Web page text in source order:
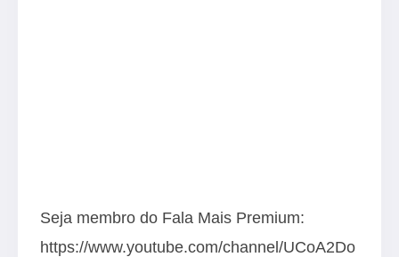
Seja membro do Fala Mais Premium:
https://www.youtube.com/channel/UCoA2Do